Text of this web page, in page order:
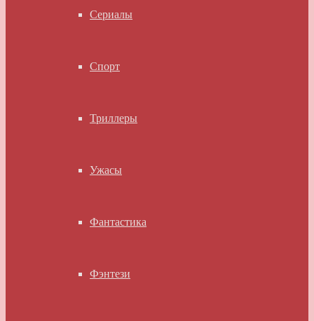
Сериалы
Спорт
Триллеры
Ужасы
Фантастика
Фэнтези